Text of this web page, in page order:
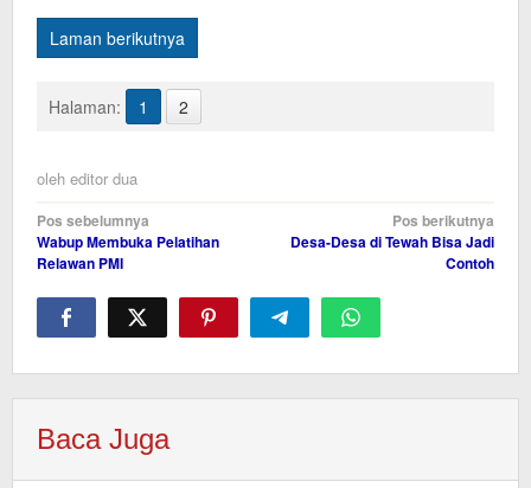
Laman berikutnya
Halaman: 1 2
oleh editor dua
Navigasi
pos
Pos sebelumnya
Wabup Membuka Pelatihan
Relawan PMI
Pos berikutnya
Desa-Desa di Tewah Bisa Jadi
Contoh
Baca Juga